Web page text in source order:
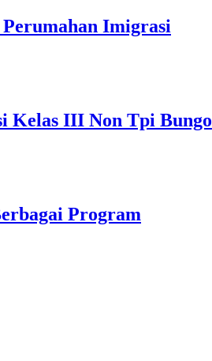
Imigrasi
Kelas III Non Tpi Bungo
Program